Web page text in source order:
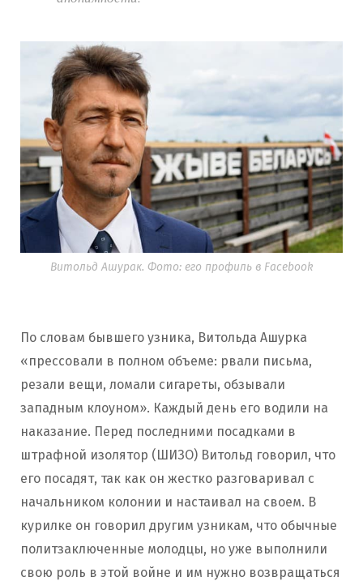
Витольд Ашурак. Фото: его профиль в Facebook
По словам бывшего узника, Витольда Ашурка
«прессовали в полном объеме: рвали письма,
резали вещи, ломали сигареты, обзывали
западным клоуном». Каждый день его водили на
наказание. Перед последними посадками в
штрафной изолятор (ШИЗО) Витольд говорил, что
его посадят, так как он жестко разговаривал с
начальником колонии и настаивал на своем. В
курилке он говорил другим узникам, что обычные
политзаключенные молодцы, но уже выполнили
свою роль в этой войне и им нужно возвращаться